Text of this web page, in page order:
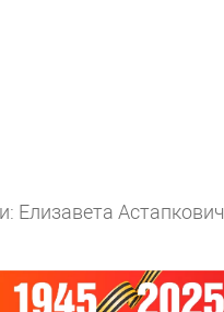
Елизавета Астапкович